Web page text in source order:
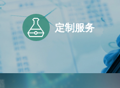
 定制服务